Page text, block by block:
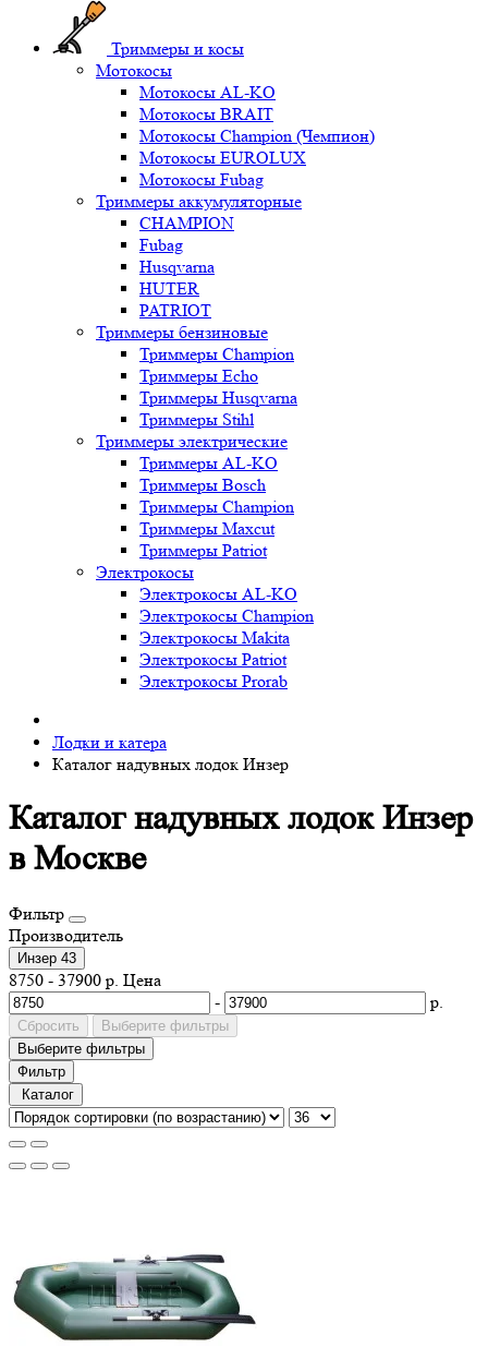
Триммеры и косы
Мотокосы
Мотокосы AL-KO
Мотокосы BRAIT
Мотокосы Champion (Чемпион)
Мотокосы EUROLUX
Мотокосы Fubag
Триммеры аккумуляторные
CHAMPION
Fubag
Husqvarna
HUTER
PATRIOT
Триммеры бензиновые
Триммеры Champion
Триммеры Echo
Триммеры Husqvarna
Триммеры Stihl
Триммеры электрические
Триммеры AL-KO
Триммеры Bosch
Триммеры Champion
Триммеры Maxcut
Триммеры Patriot
Электрокосы
Электрокосы AL-KO
Электрокосы Champion
Электрокосы Makita
Электрокосы Patriot
Электрокосы Prorab
Лодки и катера
Каталог надувных лодок Инзер
Каталог надувных лодок Инзер
в Москве
Фильтр
Производитель
Инзер 43
8750 - 37900 р. Цена
-
р.
Сбросить
Выберите фильтры
Выберите фильтры
Фильтр
Каталог